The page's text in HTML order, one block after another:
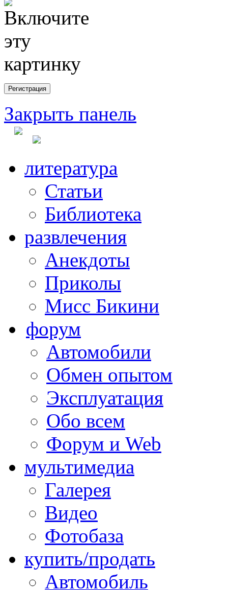
Закрыть панель
литература
Статьи
Библиотека
развлечения
Анекдоты
Приколы
Мисс Бикини
форум
Автомобили
Обмен опытом
Эксплуатация
Обо всем
Форум и Web
мультимедиа
Галерея
Видео
Фотобаза
купить/продать
Автомобиль